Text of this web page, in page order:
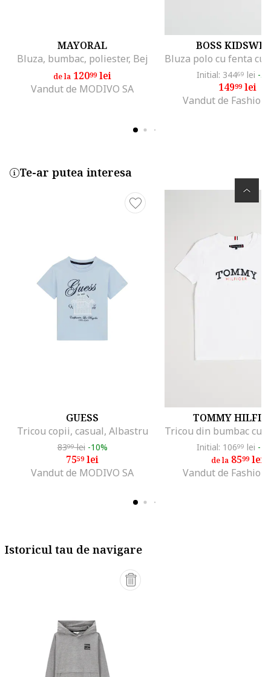
MAYORAL
Bluza, bumbac, poliester, Bej
de la 12099lei
Vandut de MODIVO SA
BOSS
Initial: 34469 lei -
14999lei
Vandut de Fashion
Te-ar putea interesa
GUESS
Tricou copii, casual, Albastru
8399lei -10%
7559lei
Vandut de MODIVO SA
TOMMY
Initial: 10699 lei -
de la8599lei
Vandut de Fashion
Istoricul tau de navigare